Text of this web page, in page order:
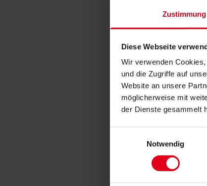
Zustimmung
Diese Webseite
Wir verwenden
und die Zugriffe auf
Website an unsere
möglicherweise mit
der Dienste gesammelt
Notwendig